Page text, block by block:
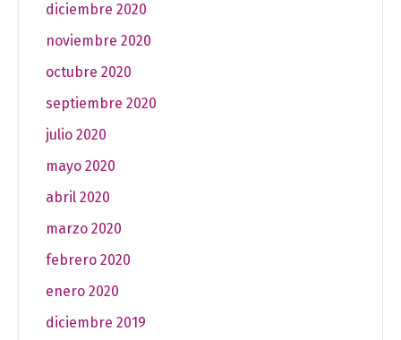
diciembre 2020
noviembre 2020
octubre 2020
septiembre 2020
julio 2020
mayo 2020
abril 2020
marzo 2020
febrero 2020
enero 2020
diciembre 2019